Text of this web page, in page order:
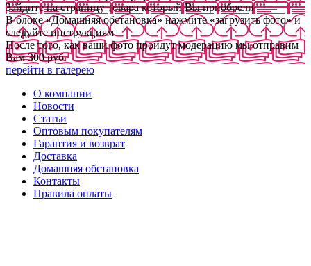
Зайдите на страницу товара который Вы приобрели
В блоке «Домашняя обстановка» нажмите «загрузить фото» и
следуйте инструкциям
После того, как ваши фото пройдут модерацию мы отправим
Вам 300 руб
перейти в галерею
О компании
Новости
Статьи
Оптовым покупателям
Гарантия и возврат
Доставка
Домашняя обстановка
Контакты
Правила оплаты